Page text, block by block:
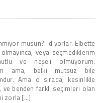
musun?" diyorlar. Elbette
veya seçmediklerim
ve neşeli olmuyorum.
ama, belki mutsuz bile
Ama o sırada, kesinlikle
ve benden farklı seçimleri olan
zorla [...]